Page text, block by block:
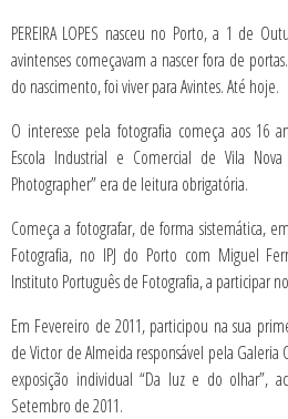
PEREIRA LOPES nasceu no Porto, a 1 de
avintenses começavam a nascer fora de
do nascimento, foi viver para Avintes. Até hoje.
O interesse pela fotografia começa aos 16
Escola Industrial e Comercial de Vila
Photographer” era de leitura obrigatória.
Começa a fotografar, de forma sistemática,
Fotografia, no IPJ do Porto com Miguel
Instituto Português de Fotografia, a participar
Em Fevereiro de 2011, participou na sua
de Victor de Almeida responsável pela
exposição individual “Da luz e do olhar”,
Setembro de 2011.